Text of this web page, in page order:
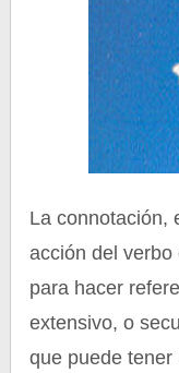
La connotación,
acción del
para hacer
extensivo, o
que puede tener